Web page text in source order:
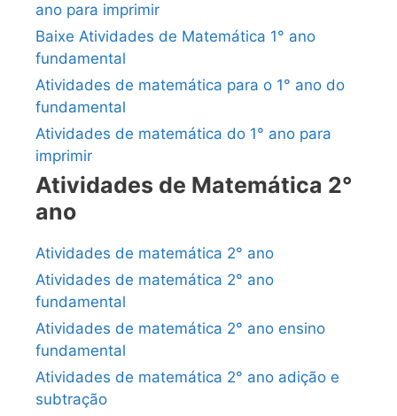
ano para imprimir
Baixe Atividades de Matemática 1° ano
fundamental
Atividades de matemática para o 1° ano do
fundamental
Atividades de matemática do 1° ano para
imprimir
Atividades de Matemática 2°
ano
Atividades de matemática 2° ano
Atividades de matemática 2° ano
fundamental
Atividades de matemática 2° ano ensino
fundamental
Atividades de matemática 2° ano adição e
subtração